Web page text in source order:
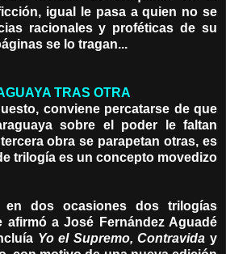
igual le pasa a quien no se
racionales y proféticas de su
se lo tragan...
TRAS OTRA
conviene percatarse de que
sobre el poder le faltan
obra se parapetan otras, es
trilogía es un concepto movedizo
en dos ocasiones dos trilogías
afirmó a José Fernández Aguadé
Yo el Supremo, Contraviday